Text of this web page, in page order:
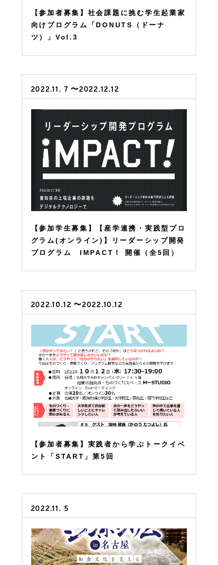
【参加者募集】社会課題に挑む学生起業家
向けプログラム「DONUTS（ドーナ
ツ）」Vol.3
2022.11. 7 〜2022.12.12
【参加学生募集】【産学連携・実践型プロ
グラム(オンライン)】リーダーシップ開発
プログラム IMPACT！ 開催（全5回）
2022.10.12 〜2022.10.12
【参加者募集】実践者から学ぶトークイベ
ント「START」第5回
2022.11. 5